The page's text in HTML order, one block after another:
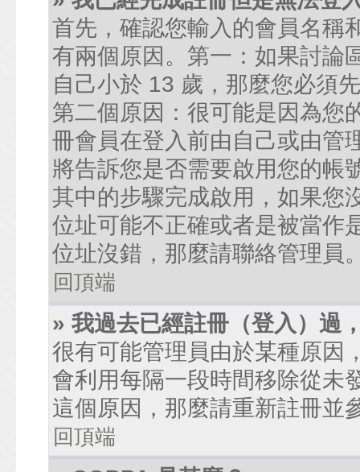
首先，確認您輸入的會員名稱
有兩個原因。第一：如果討論
自己小於 13 歲，那麼您必須
第二個原因：很可能是因為您
冊會員在登入前由自己或由管
將告訴您是否需要啟用您的帳
其中的步驟完成啟用，如果您
位址可能不正確或者是被當作
位址沒錯，那麼請聯絡管理員
回頂端
» 我過去已經註冊（登入）過
很有可能管理員由於某種原因
會利用每隔一段時間移除從未
這個原因，那麼請重新註冊並
回頂端